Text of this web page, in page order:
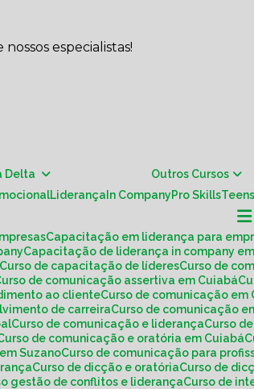
especialistas!
Delta
Liderança
Outros Cursos
In Company
Pro Skills
Capacitação em liderança para
Capacitação de liderança in company
Curso de capacitação de líderes Curso de
Curso de comunicação assertiva em Cuiabá
ao cliente
Curso de comunicação em
de carreira
Curso de comunicação
Curso de comunicação e liderança Curso
Curso de comunicação e oratória em Cuiabá
Suzano
Curso de comunicação para
Curso de dicção e oratória Curso de
gestão de conflitos e liderança Curso de